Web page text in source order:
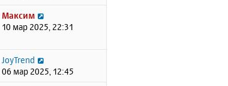
Максим
10 мар 2025, 22:31
JoyTrend
06 мар 2025, 12:45